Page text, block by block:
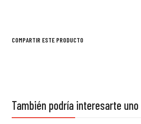
COMPARTIR ESTE PRODUCTO
También podría interesarte